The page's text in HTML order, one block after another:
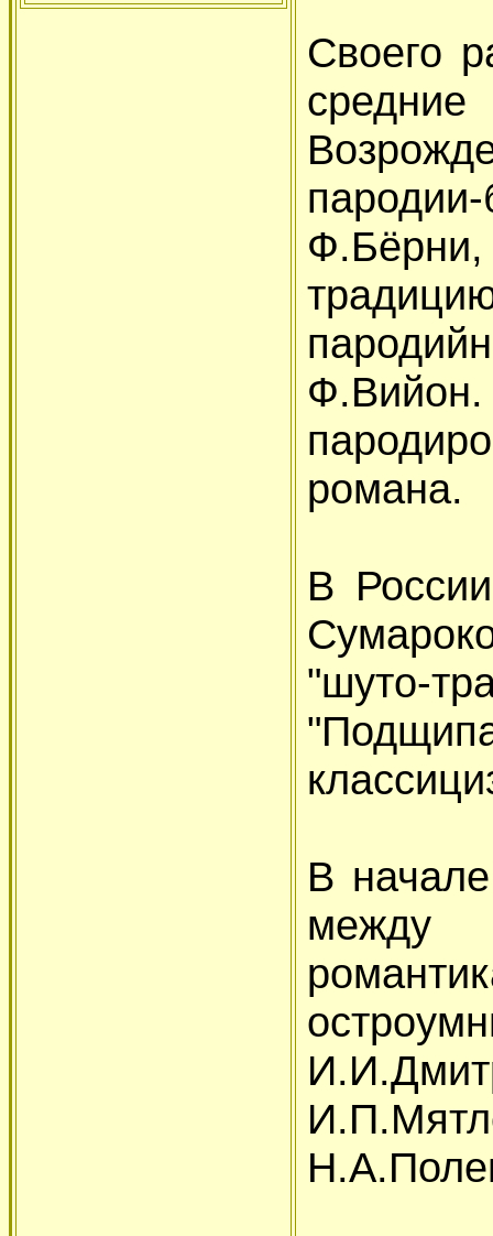
Своего
романа.
В
"шуто-
В